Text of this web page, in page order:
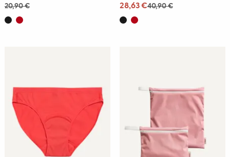
20,90 € 28,63 €40,90 €